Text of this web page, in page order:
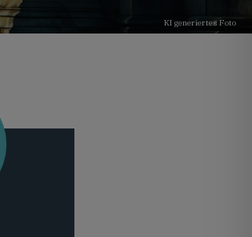
KI generiertes Foto